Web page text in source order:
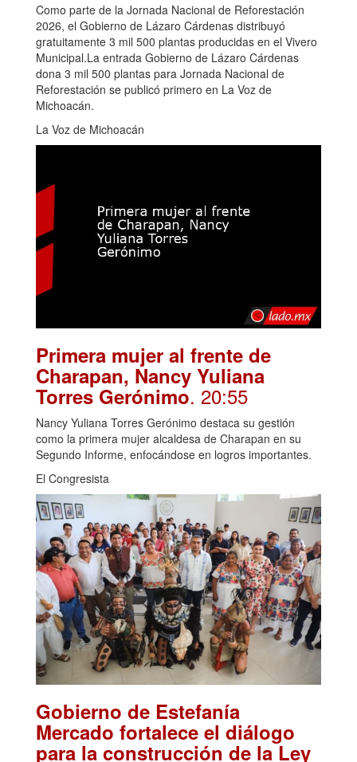
Como parte de la Jornada Nacional de Reforestación
2026, el Gobierno de Lázaro Cárdenas distribuyó
gratuitamente 3 mil 500 plantas producidas en el Vivero
Municipal.La entrada Gobierno de Lázaro Cárdenas
dona 3 mil 500 plantas para Jornada Nacional de
Reforestación se publicó primero en La Voz de
Michoacán.
La Voz de Michoacán
Primera mujer al frente de
Charapan, Nancy Yuliana
Torres Gerónimo. 20:55
Nancy Yuliana Torres Gerónimo destaca su gestión
como la primera mujer alcaldesa de Charapan en su
Segundo Informe, enfocándose en logros importantes.
El Congresista
Gobierno de Estefanía
Mercado fortalece el diálogo
para la construcción de la Ley